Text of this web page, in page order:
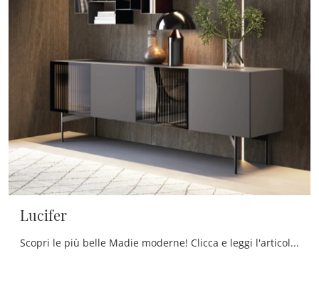
Lucifer
Scopri le più belle Madie moderne! Clicca e leggi l'articolo: madia Lucifer in laccato opaco, soluzione funzionale ed esteticamente gradevole.